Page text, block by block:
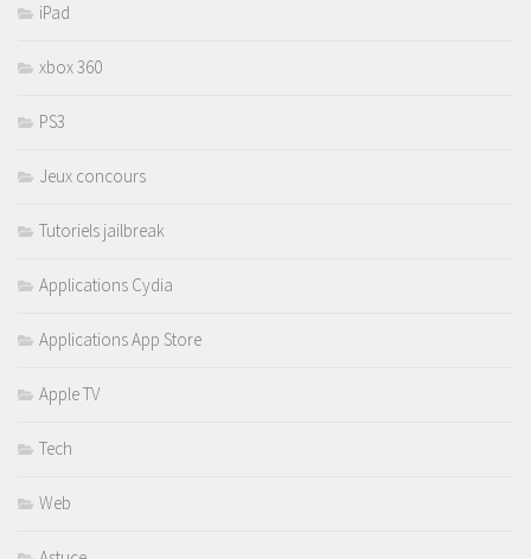
iPad
xbox 360
PS3
Jeux concours
Tutoriels jailbreak
Applications Cydia
Applications App Store
Apple TV
Tech
Web